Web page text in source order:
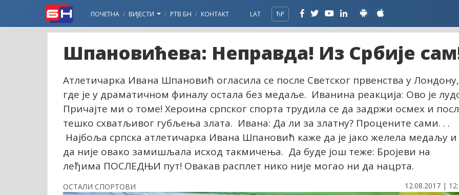
ПОЧЕТНА ВИЈЕСТИ РТВ БН КОНТАКТ LAT ЋР
Шпановићева: Неправда! Из Србије
Атлетичарка Ивана Шпановић огласила се после Светског првенства у Лондону,
где је у драматичном финалу остала без медаље. Иванина реакција: Ово је
Причајте ми о томе! Хероина српског спорта трудила се да задржи осмех и
тешко схватљивог губљења злата. Ивана: Да ли за златну? Процените сами. . .
Најбоља српска атлетичарка Ивана Шпановић каже да је јако желела медаљу и
да није овако замишљала исход такмичења. Да буде још теже: Бројеви на
леђима ПОСЛЕДЊИ пут! Овакав расплет нико није могао ни да нацрта.
ОСТАЛИ СПОРТОВИ 12.08.2017 |